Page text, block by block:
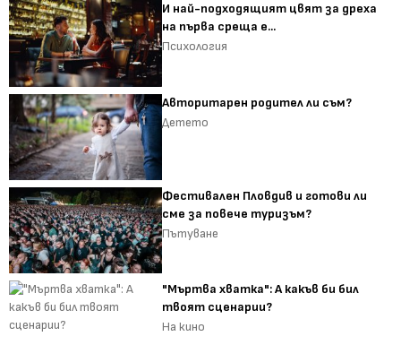
И най-подходящият цвят за дреха
на първа среща е...
Психология
Авторитарен родител ли съм?
Детето
Фестивален Пловдив и готови ли
сме за повече туризъм?
Пътуване
"Мъртва хватка": А какъв би бил
твоят сценарии?
На кино